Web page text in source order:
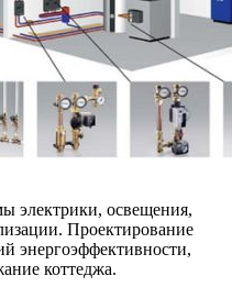
электрики, освещения,
Проектирование
энергоэффективности,
коттеджа.